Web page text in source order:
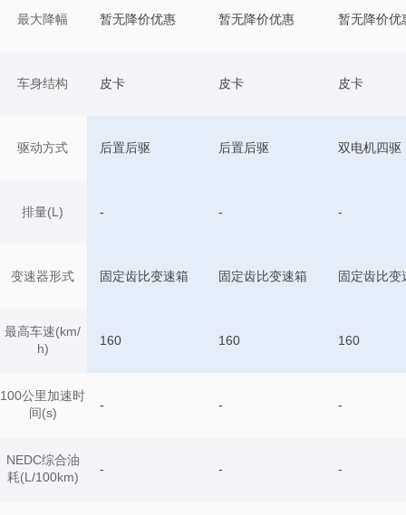
最大降幅
车身结构
驱动方式
排量(L)
变速器形式
最高车速(km/
h)
100公里加速时
间(s)
NEDC综合油
耗(L/100km)
暂无降价优惠 暂无降价优惠 暂无降价优
皮卡 皮卡 皮卡
后置后驱 后置后驱 双电机四驱
- - -
固定齿比变速箱 固定齿比变速箱 固定齿比变
160 160 160
- - -
- - -